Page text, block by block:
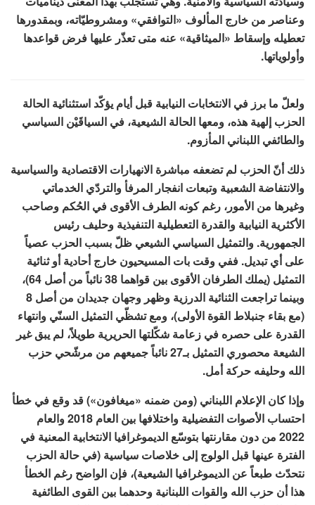
وعناصر من خارج المألوف «التوافقي» ومشروطيّاته، وبمقدورها
تعطيله وإسقاط «الميثاقية» عنه متى تعذّر عليها فرض قواعدها
وأولوياتها.
ولعلّ ما برز في الانتخابات النيابية قبل أيام يؤكّد استثنائية الحالة
الحزب إلهية هذه، ومعها الحالة الشيعية، في السياقَيْن السياسي
والطائفي اللبناني المأزوم.
ذلك أنّ الحزب لم تضعفه مباشرة الانهيارات الاقتصادية والسياسية
والانتفاضة الشعبية وتبعات انفجار المرفأ والتردّي الخدماتي
وغيرها من الأمور، رغم كونه الطرف الأقوى في الحُكم وصاحب
الأكثرية النيابية والقدرة التعطيلية التنفيذية وحليف رئيس
الجمهورية. والتمثيل السياسي الشيعي ظلّ بسبب الحزب عصياً
على أي تبديل. ففي وقت بات المسيحيون خارج أحادية أو ثنائية
التمثيل (يملك الطرفان الأقوى بين قواهما 38 نائباً من أصل 64)،
وبينما تراجعت الثنائية الدرزية وظهر وجهان جديدان من أصل 8
(مع بقاء جنبلاط القوة الأولى)، ومع تشظّي التمثيل السنّي وانتهاء
القدرة على حصره في زعامة شكّلتها الحريرية طويلاً، لم يبق غير
الشيعة محصوري التمثيل بـ27 نائباً جميعهم من مرشّحي حزب
الله وحليفه حركة أمل.
وإذا كان الإعلام اللبناني (ومن ضمنه «ميغافون») قد وقع في خطأ
احتساب الأصوات التفضيلية واختلافها بين العام 2018 والعام
2022 من دون مقارنتها بتوسّع الديموغرافيا الانتخابية المعنية في
الفترة عينها قبل الولوج إلى خلاصات سياسية (في حالة الحزب
نتحدّث طبعاً عن الديموغرافيا الشيعية)، فإن الواضح رغم الخطأ
هذا أن حزب الله والقوات اللبنانية وحدهما بين القوى الطائفية